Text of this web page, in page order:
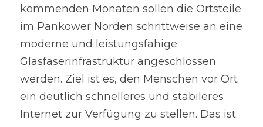
kommenden Monaten sollen die Ortsteile
im Pankower Norden schrittweise an eine
moderne und leistungsfähige
Glasfaserinfrastruktur angeschlossen
werden. Ziel ist es, den Menschen vor Ort
ein deutlich schnelleres und stabileres
Internet zur Verfügung zu stellen. Das ist